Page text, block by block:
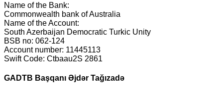
Name of the Bank:
Commonwealth bank of Australia
Name of the Account:
South Azerbaijan Democratic Turkic Unity
BSB no: 062-124
Account number: 11445113
Swift Code: Ctbaau2S 2861
GADTB Başqanı Əjdər Tağızadə